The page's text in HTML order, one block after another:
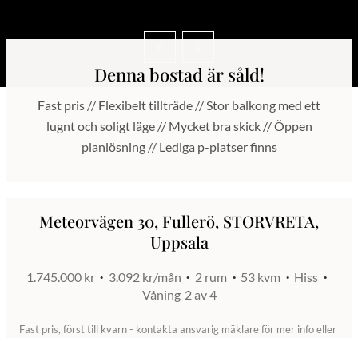
Denna bostad är såld!
Fast pris // Flexibelt tillträde // Stor balkong med ett
lugnt och soligt läge // Mycket bra skick // Öppen
planlösning // Lediga p-platser finns
Meteorvägen 30, Fullerö, STORVRETA,
Uppsala
1.745.000 kr 3.092 kr/mån 2 rum 53 kvm
Hiss
Våning 2 av 4
Fast pris, först till kvarn - kontakta ansvarig mäklare för mer info eller